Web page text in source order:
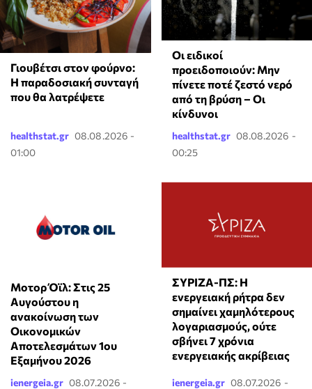
Γιουβέτσι στον φούρνο:
Η παραδοσιακή συνταγή
που θα λατρέψετε
healthstat.gr 08.08.2026 -
01:00
Οι ειδικοί
προειδοποιούν: Μην
πίνετε ποτέ ζεστό νερό
από τη βρύση – Οι
κίνδυνοι
healthstat.gr 08.08.2026 -
00:25
Μοτορ Όϊλ: Στις 25
Αυγούστου η
ανακοίνωση των
Οικονομικών
Αποτελεσμάτων 1ου
Εξαμήνου 2026
ienergeia.gr 08.07.2026 -
ΣΥΡΙΖΑ-ΠΣ: Η
ενεργειακή ρήτρα δεν
σημαίνει χαμηλότερους
λογαριασμούς, ούτε
σβήνει 7 χρόνια
ενεργειακής ακρίβειας
ienergeia.gr 08.07.2026 -